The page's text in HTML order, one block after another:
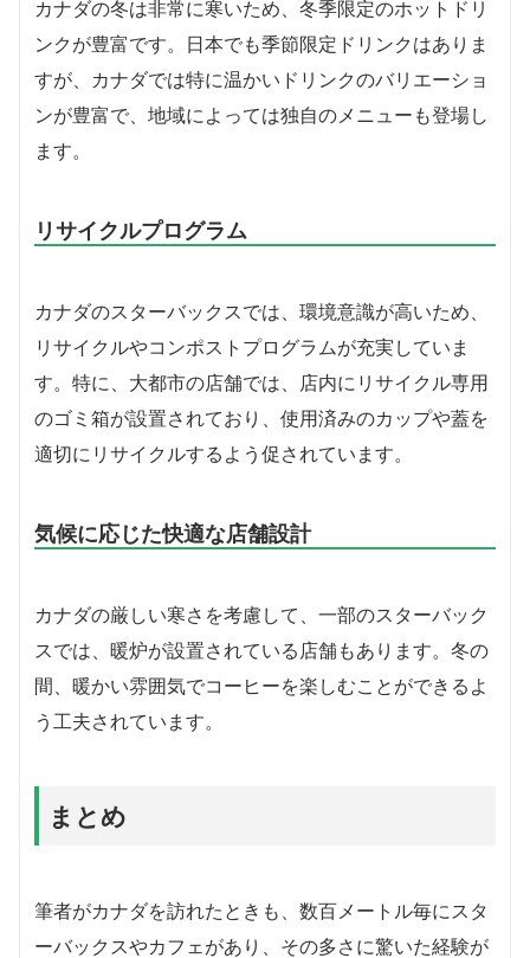
カナダの冬は非常に寒いため、冬季限定のホットドリ
ンクが豊富です。日本でも季節限定ドリンクはありま
すが、カナダでは特に温かいドリンクのバリエーショ
ンが豊富で、地域によっては独自のメニューも登場し
ます。
リサイクルプログラム
カナダのスターバックスでは、環境意識が高いため、
リサイクルやコンポストプログラムが充実していま
す。特に、大都市の店舗では、店内にリサイクル専用
のゴミ箱が設置されており、使用済みのカップや蓋を
適切にリサイクルするよう促されています。
気候に応じた快適な店舗設計
カナダの厳しい寒さを考慮して、一部のスターバック
スでは、暖炉が設置されている店舗もあります。冬の
間、暖かい雰囲気でコーヒーを楽しむことができるよ
う工夫されています。
まとめ
筆者がカナダを訪れたときも、数百メートル毎にスタ
ーバックスやカフェがあり、その多さに驚いた経験が